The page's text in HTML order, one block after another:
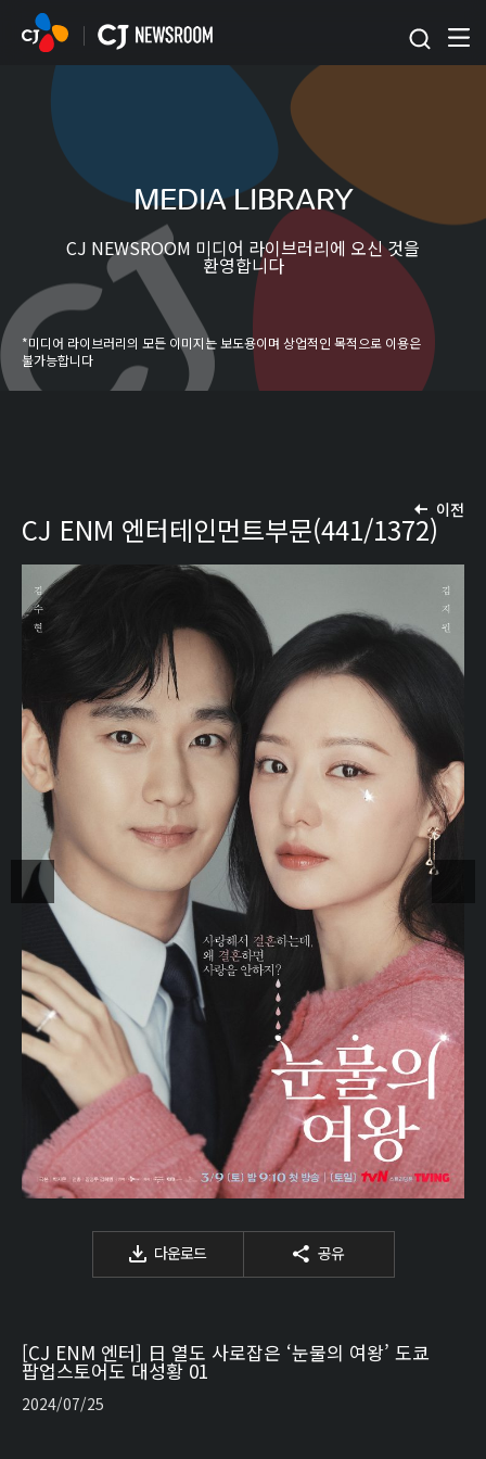
본문 바로가기
MEDIA LIBRARY
CJ NEWSROOM 미디어 라이브러리에 오신 것을
환영합니다
*미디어 라이브러리의 모든 이미지는 보도용이며 상업적인 목적으로 이용은
불가능합니다
이전
CJ ENM 엔터테인먼트부문(441/1372)
다운로드 공유
[CJ ENM 엔터] 日 열도 사로잡은 ‘눈물의 여왕’ 도쿄
팝업스토어도 대성황 01
2024/07/25